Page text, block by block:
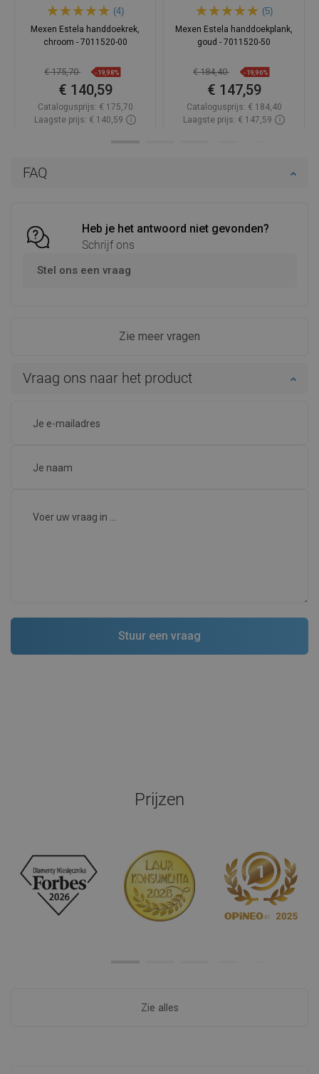
FAQ
Heb je het antwoord niet gevonden?
Schrijf ons
Stel ons een vraag
Zie meer vragen
Vraag ons naar het product
(4)
Mexen Estela handdoekrek,
chroom - 7011520-00
€ 175,70 -19,98%
€ 140,59
Catalogusprijs: € 175,70
Laagste prijs: € 140,59
(5)
Mexen Estela handdoekplank,
goud - 7011520-50
€ 184,40 -19,96%
€ 147,59
Catalogusprijs: € 184,40
Laagste prijs: € 147,59
Prijzen
Zie alles